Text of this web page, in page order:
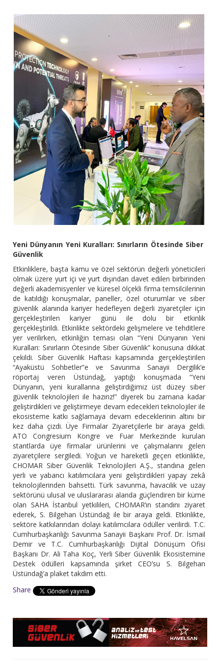
Yeni Dünyanın Yeni Kuralları: Sınırların Ötesinde Siber
Güvenlik
Etkinliklere, başta kamu ve özel sektörün değerli yöneticileri
olmak üzere yurt içi ve yurt dışından davet edilen birbirinden
değerli akademisyenler ve küresel ölçekli firma temsilcilerinin
de katıldığı konuşmalar, paneller, özel oturumlar ve siber
güvenlik alanında kariyer hedefleyen değerli ziyaretçiler için
gerçekleştirilen kariyer günü ile dolu bir etkinlik
gerçekleştirildi. Etkinlikte sektördeki gelişmelere ve tehditlere
yer verilirken, etkinliğin teması olan “Yeni Dünyanın Yeni
Kuralları: Sınırların Ötesinde Siber Güvenlik” konusuna dikkat
çekildi. Siber Güvenlik Haftası kapsamında gerçekleştirilen
“Ayaküstü Sohbetler”e ve Savunma Sanayii Dergilik’e
röportaj veren Üstündağ, yaptığı konuşmada “Yeni
Dünyanın, yeni kurallarına geliştirdiğimiz üst düzey siber
güvenlik teknolojileri ile hazırız!” diyerek bu zamana kadar
geliştirdikleri ve geliştirmeye devam edecekleri teknolojiler ile
ekosisteme katkı sağlamaya devam edeceklerinin altını bir
kez daha çizdi. Üye Firmalar Ziyaretçilerle bir araya geldi.
ATO Congresium Kongre ve Fuar Merkezinde kurulan
stantlarda üye firmalar ürünlerini ve çalışmalarını gelen
ziyaretçilere sergiledi. Yoğun ve hareketli geçen etkinlikte,
CHOMAR Siber Güvenlik Teknolojileri A.Ş., standına gelen
yerli ve yabancı katılımcılara yeni geliştirdikleri yapay zekâ
teknolojilerinden bahsetti. Türk savunma, havacılık ve uzay
sektörünü ulusal ve uluslararası alanda güçlendiren bir küme
olan SAHA İstanbul yetkilileri, CHOMAR’ın standını ziyaret
ederek, S. Bilgehan Üstündağ ile bir araya geldi. Etkinlikte,
sektöre katkılarından dolayı katılımcılara ödüller verilirdi. T.C.
Cumhurbaşkanlığı Savunma Sanayii Başkanı Prof. Dr. İsmail
Demir ve T.C. Cumhurbaşkanlığı Dijital Dönüşüm Ofisi
Başkanı Dr. Ali Taha Koç, Yerli Siber Güvenlik Ekosistemine
Destek ödülleri kapsamında şirket CEO’su S. Bilgehan
Üstündağ’a plaket takdim etti.
Share